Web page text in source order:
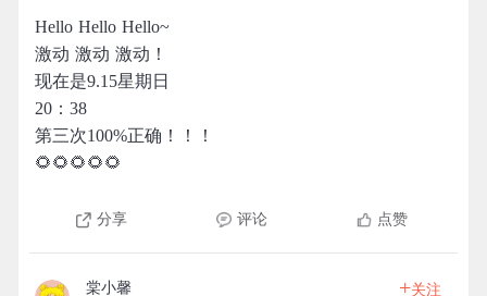
Hello Hello Hello~
激动 激动 激动！
现在是9.15星期日
20：38
第三次100%正确！！！
🌻🌻🌻🌻🌻
分享 评论 点赞
棠小馨 +关注